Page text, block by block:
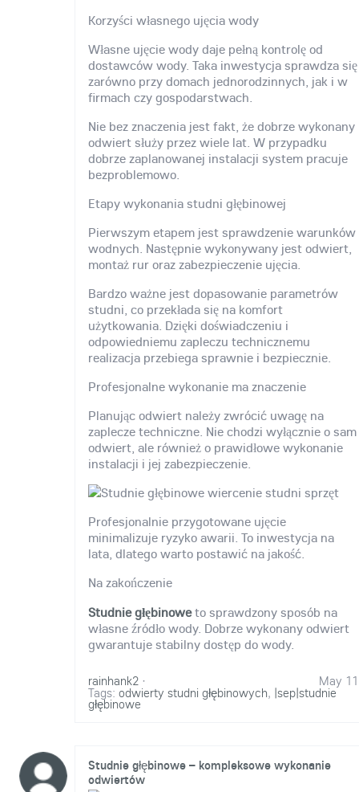
Korzyści własnego ujęcia wody
Własne ujęcie wody daje pełną kontrolę od
dostawców wody. Taka inwestycja sprawdza się
zarówno przy domach jednorodzinnych, jak i w
firmach czy gospodarstwach.
Nie bez znaczenia jest fakt, że dobrze wykonany
odwiert służy przez wiele lat. W przypadku
dobrze zaplanowanej instalacji system pracuje
bezproblemowo.
Etapy wykonania studni głębinowej
Pierwszym etapem jest sprawdzenie warunków
wodnych. Następnie wykonywany jest odwiert,
montaż rur oraz zabezpieczenie ujęcia.
Bardzo ważne jest dopasowanie parametrów
studni, co przekłada się na komfort
użytkowania. Dzięki doświadczeniu i
odpowiedniemu zapleczu technicznemu
realizacja przebiega sprawnie i bezpiecznie.
Profesjonalne wykonanie ma znaczenie
Planując odwiert należy zwrócić uwagę na
zaplecze techniczne. Nie chodzi wyłącznie o sam
odwiert, ale również o prawidłowe wykonanie
instalacji i jej zabezpieczenie.
Profesjonalnie przygotowane ujęcie
minimalizuje ryzyko awarii. To inwestycja na
lata, dlatego warto postawić na jakość.
Na zakończenie
Studnie głębinoweto sprawdzony sposób na
własne źródło wody. Dobrze wykonany odwiert
gwarantuje stabilny dostęp do wody.
rainhank2 May 11
·
Tags: odwierty studni głębinowych, |sep|studnie
głębinowe
Studnie głębinowe – kompleksowe wykonanie
odwiertów